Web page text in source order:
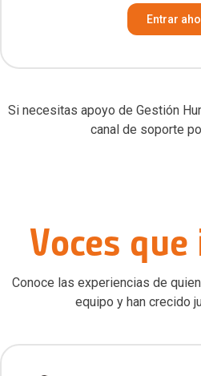
Entrar
Si necesitas apoyo de Gestión
canal de soporte
Voces
Conoce las experiencias de
equipo y han crecido